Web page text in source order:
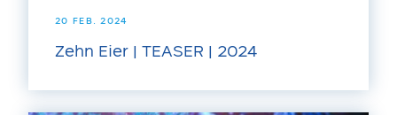
20 FEB. 2024
Zehn Eier | TEASER | 2024